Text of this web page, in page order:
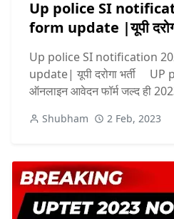
Up police SI
form update |यूपी
Up police SI notification
update| यूपी दरोगा भर्ती
ऑनलाइन आवेदन फॉर्म जल्द ही
Shubham 2 Feb, 2023